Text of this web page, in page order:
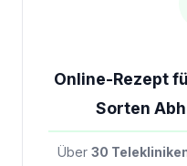
Online-Rezept
Sorten
Über 30